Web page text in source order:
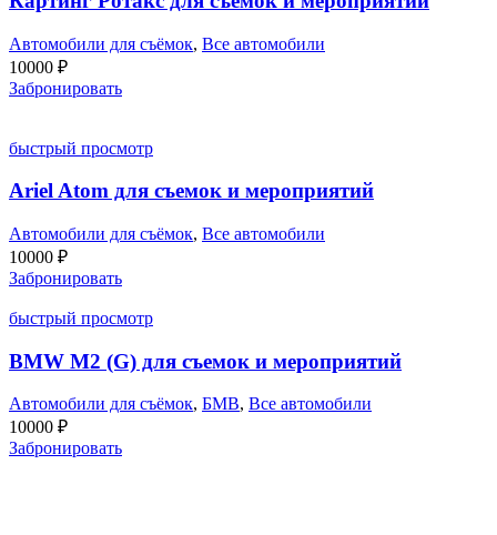
Автомобили для съёмок, Все автомобили
10000 ₽
Забронировать
быстрый просмотр
Ariel Atom для съемок и мероприятий
Автомобили для съёмок, Все автомобили
10000 ₽
Забронировать
быстрый просмотр
BMW M2 (G) для съемок и мероприятий
Автомобили для съёмок, БМВ, Все автомобили
10000 ₽
Забронировать